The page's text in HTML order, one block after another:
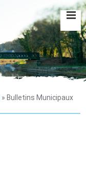
» Bulletins Municipaux